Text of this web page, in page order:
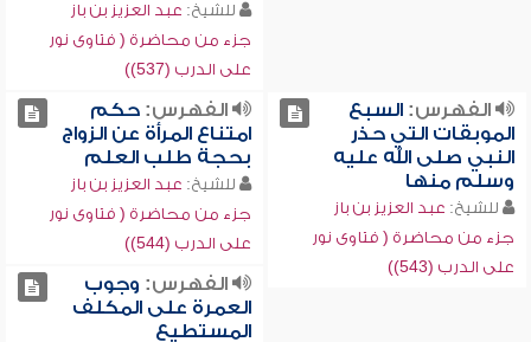
للشيخ: عبد العزيز بن باز
جزء من محاضرة ( فتاوى نور
على الدرب (537))
الفهرس:السبع
الموبقات التي حذر
النبي صلى الله عليه
وسلم منها
للشيخ: عبد العزيز بن باز
جزء من محاضرة ( فتاوى نور
على الدرب (543))
الفهرس:حكم
امتناع المرأة عن الزواج
بحجة طلب العلم
للشيخ: عبد العزيز بن باز
جزء من محاضرة ( فتاوى نور
على الدرب (544))
الفهرس: وجوب
العمرة على المكلف
المستطيع